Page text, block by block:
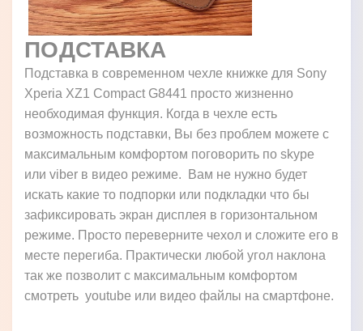
ПОДСТАВКА
Подставка в современном чехле книжке для Sony
Xperia XZ1 Compact G8441 просто жизненно
необходимая функция. Когда в чехле есть
возможность подставки, Вы без проблем можете с
максимальным комфортом поговорить по skype
или viber в видео режиме. Вам не нужно будет
искать какие то подпорки или подкладки что бы
зафиксировать экран дисплея в горизонтальном
режиме. Просто переверните чехол и сложите его в
месте перегиба. Практически любой угол наклона
так же позволит с максимальным комфортом
смотреть youtube или видео файлы на смартфоне.